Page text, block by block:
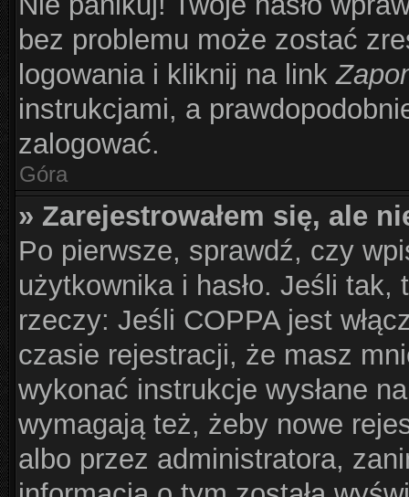
bez problemu może zostać
logowania i kliknij na link
instrukcjami, a
zalogować.
Góra
» Zarejestrowałem się, ale
Po pierwsze, sprawdź, czy
użytkownika i hasło. Jeśli tak,
rzeczy: Jeśli COPPA jest
czasie rejestracji, że masz
wykonać instrukcje wysłane
wymagają też, żeby nowe
albo przez administratora,